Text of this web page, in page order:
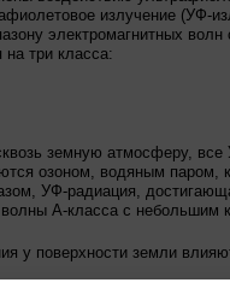
излучение (УФ-
электромагнитных
на три класса:
земную атмосферу, все
озоном, водяным паром,
УФ-радиация,
А-класса с небольшим
у поверхности земли
Солнце над горизонтом, тем